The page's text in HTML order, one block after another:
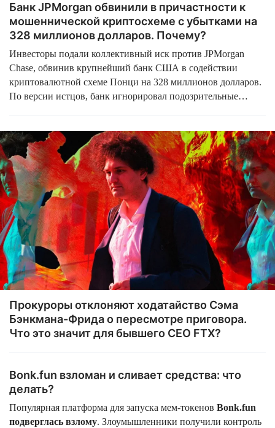
Банк JPMorgan обвинили в причастности к
мошеннической криптосхеме с убытками на
328 миллионов долларов. Почему?
Инвесторы подали коллективный иск против JPMorgan
Chase, обвинив крупнейший банк США в содействии
криптовалютной схеме Понци на 328 миллионов долларов.
По версии истцов, банк игнорировал подозрительные
более чем 2 тысяч инвесторов. Подобные инциденты
традиционно бьют по репутации криптоиндустрии.
Прокуроры отклоняют ходатайство Сэма
Бэнкмана-Фрида о пересмотре приговора.
Что это значит для бывшего CEO FTX?
Bonk.fun взломан и сливает средства: что
делать?
Популярная платформа для запуска мем-токенов Bonk.fun
подверглась взлому. Злоумышленники получили контроль